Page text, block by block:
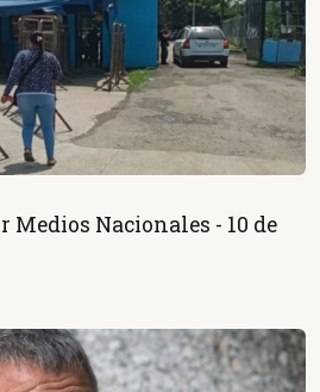
Medios Nacionales - 10 de